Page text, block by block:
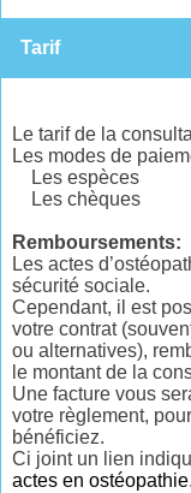
Tarif
Le tarif de la
Les modes de
Les espèces
Les chèques
Remboursements:
Les actes
sécurité sociale.
Cependant, il est
votre contrat
ou alternatives),
le montant de la
Une facture vous
votre règlement,
bénéficiez.
Ci joint un lien
actes en ostéopathie.